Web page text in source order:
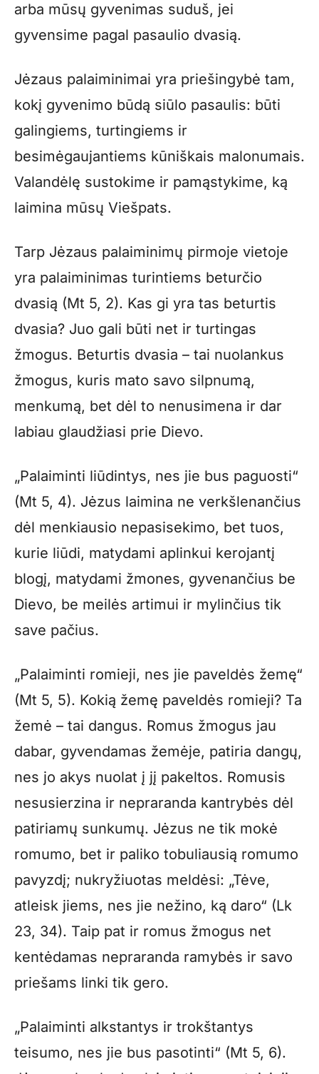
arba mūsų gyvenimas suduš, jei
gyvensime pagal pasaulio dvasią.
Jėzaus palaiminimai yra priešingybė tam,
kokį gyvenimo būdą siūlo pasaulis: būti
galingiems, turtingiems ir
besimėgaujantiems kūniškais malonumais.
Valandėlę sustokime ir pamąstykime, ką
laimina mūsų Viešpats.
Tarp Jėzaus palaiminimų pirmoje vietoje
yra palaiminimas turintiems beturčio
dvasią (Mt 5, 2). Kas gi yra tas beturtis
dvasia? Juo gali būti net ir turtingas
žmogus. Beturtis dvasia – tai nuolankus
žmogus, kuris mato savo silpnumą,
menkumą, bet dėl to nenusimena ir dar
labiau glaudžiasi prie Dievo.
„Palaiminti liūdintys, nes jie bus paguosti“
(Mt 5, 4). Jėzus laimina ne verkšlenančius
dėl menkiausio nepasisekimo, bet tuos,
kurie liūdi, matydami aplinkui kerojantį
blogį, matydami žmones, gyvenančius be
Dievo, be meilės artimui ir mylinčius tik
save pačius.
„Palaiminti romieji, nes jie paveldės žemę“
(Mt 5, 5). Kokią žemę paveldės romieji? Ta
žemė – tai dangus. Romus žmogus jau
dabar, gyvendamas žemėje, patiria dangų,
nes jo akys nuolat į jį pakeltos. Romusis
nesusierzina ir nepraranda kantrybės dėl
patiriamų sunkumų. Jėzus ne tik mokė
romumo, bet ir paliko tobuliausią romumo
pavyzdį; nukryžiuotas meldėsi: „Tėve,
atleisk jiems, nes jie nežino, ką daro“ (Lk
23, 34). Taip pat ir romus žmogus net
kentėdamas nepraranda ramybės ir savo
priešams linki tik gero.
„Palaiminti alkstantys ir trokštantys
teisumo, nes jie bus pasotinti“ (Mt 5, 6).